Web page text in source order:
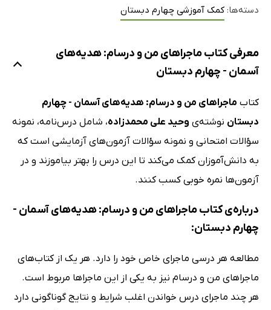
دسته‌ها: کمک آموزشی چهارم دبستان
معرفی کتاب ماجراهای من و درسام: هدیه‌های
آسمان - چهارم دبستان
کتاب ماجراهای من و درسام: هدیه‌های آسمان - چهارم
دبستان نوشته‌ی وحید علی محمدزاده، شامل درس‌نامه، نمونه
سؤالات امتحانی و نمونه سؤالات آزمون‌های آزمایشی است که
به دانش‌آموزان کمک می‌کند تا این درس را بهتر بیاموزند و در
آزمون‌ها نمره خوبی کسب کنند.
درباره‌ی کتاب ماجراهای من و درسام: هدیه‌های آسمان -
چهارم دبستان:
مطالعه هر درسی ماجرای خاص خود را دارد. هر یک از کتاب‌های
ماجراهای من و درسام نیز به یکی از این ماجراها مربوط است.
هر چند ماجرای درس خواندن اغلب شرایط و نتایج گوناگونی دارد